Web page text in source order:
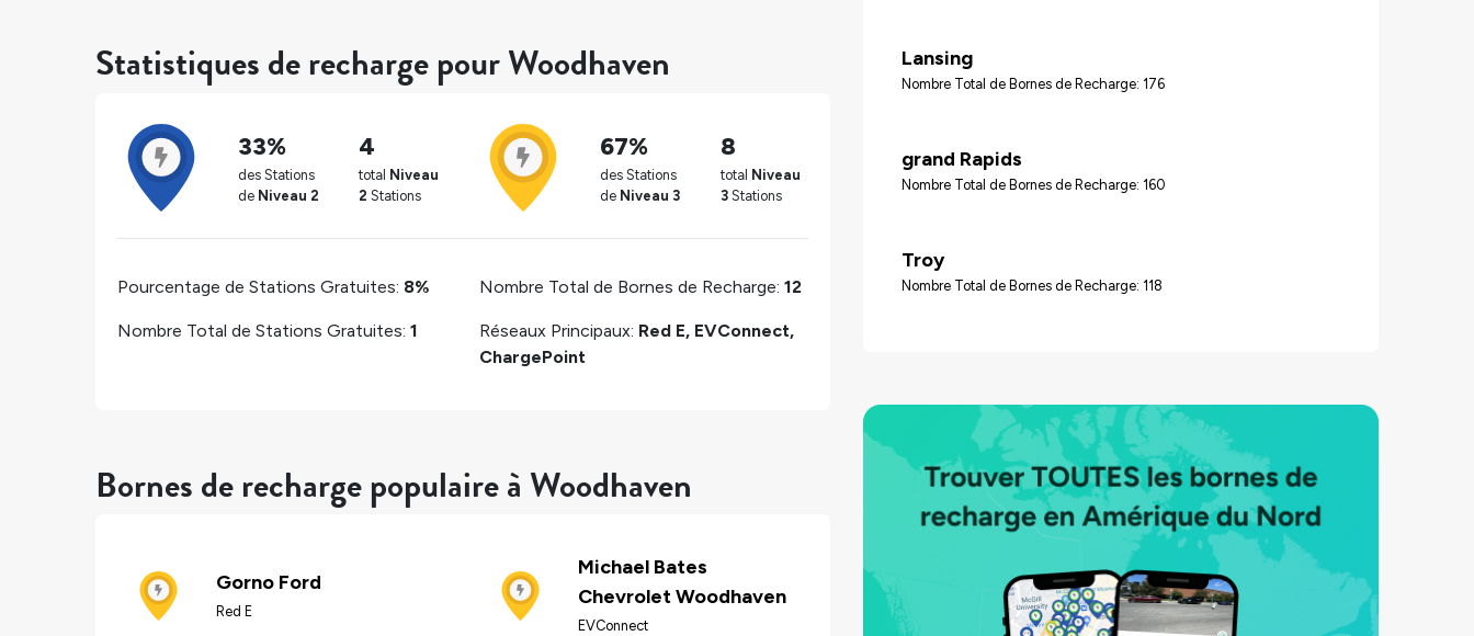
Statistiques de recharge pour Woodhaven
33%
des Stations
de Niveau 2
4
total Niveau
2 Stations
67%
des Stations
de Niveau 3
8
total Niveau
3 Stations
Pourcentage de Stations Gratuites: 8%
Nombre Total de Stations Gratuites: 1
Nombre Total de Bornes de Recharge: 12
Réseaux Principaux: Red E, EVConnect,
ChargePoint
Bornes de recharge populaire à Woodhaven
Gorno Ford
Red E
Michael Bates
Chevrolet Woodhaven
EVConnect
Lansing
Nombre Total de Bornes de Recharge: 176
grand Rapids
Nombre Total de Bornes de Recharge: 160
Troy
Nombre Total de Bornes de Recharge: 118